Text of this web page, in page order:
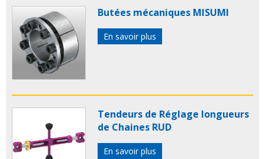
Butées mécaniques MISUMI
En savoir plus
Tendeurs de Réglage longueurs
de Chaines RUD
En savoir plus